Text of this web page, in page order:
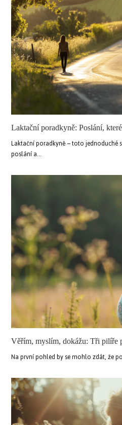
Laktační poradkyně: Poslání,
Laktační poradkyně – toto jednoduché
poslání a…
Věřím, myslím, dokážu: Tři pilíře
Na první pohled by se mohlo zdát, že